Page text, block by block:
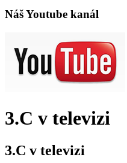
Náš Youtube kanál
3.C v televizi
3.C v televizi